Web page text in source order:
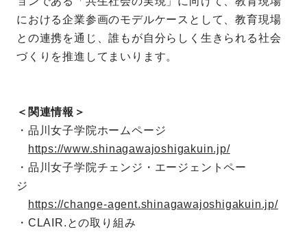
における企業参画のモデルケースとして、教育現場
との連携を通じ、誰もが自分らしく生きられる社会
づくりを推進してまいります。
＜関連情報＞
・品川女子学院ホームページ
https://www.shinagawajoshigakuin.jp/
・品川女子学院チェンジ・エージェントペー
ジ
https://change-agent.shinagawajoshigakuin.jp/
・CLAIR.との取り組み